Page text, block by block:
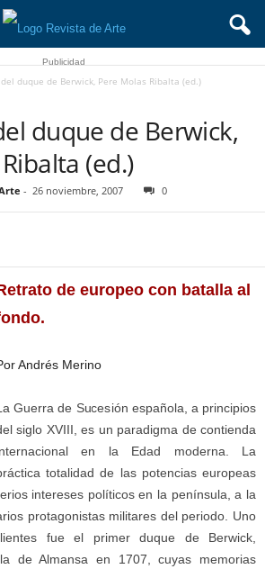
Publicidad
duque de Berwick, Pere Molas Ribalta (ed.)
duque de Berwick,
(ed.)
- 26 noviembre, 2007 0
de europeo con batalla al
Andrés Merino
Guerra de Sucesión española, a principios
siglo XVIII, es un paradigma de contienda
en la Edad moderna. La
totalidad de las potencias europeas
intereses políticos en la península, a la
protagonistas militares del periodo. Uno
fue el primer duque de Berwick,
de Almansa en 1707, cuyas memorias